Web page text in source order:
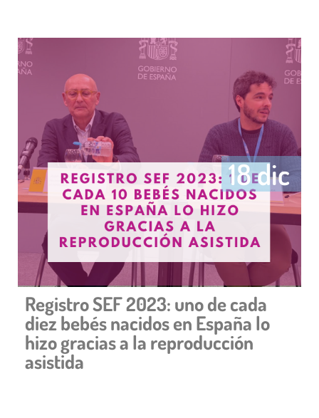
18 dic
Registro SEF 2023: uno de cada
diez bebés nacidos en España lo
hizo gracias a la reproducción
asistida